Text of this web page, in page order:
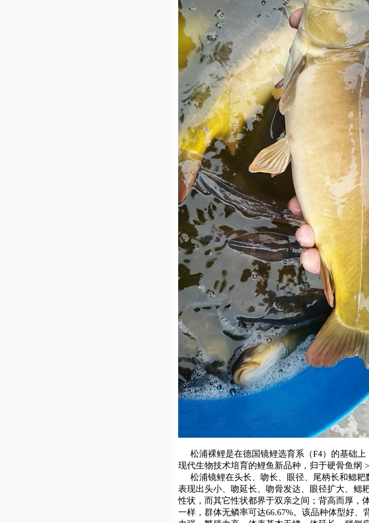
松浦裸鲤是在德国镜鲤选育系（F4）的基础
现代生物技术培育的鲤鱼新品种，归于硬骨鱼纲
松浦镜鲤在头长、吻长、眼径、尾柄长和鳃耙
表现出头小、吻延长、吻骨发达、眼径扩大、鳃
性状，而其它性状都界于双亲之间；背高而厚，
一样，群体无鳞率可达66.67%。该品种体型好、